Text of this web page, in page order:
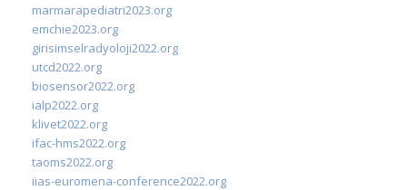
marmarapediatri2023.org
emchie2023.org
girisimselradyoloji2022.org
utcd2022.org
biosensor2022.org
ialp2022.org
klivet2022.org
ifac-hms2022.org
taoms2022.org
iias-euromena-conference2022.org